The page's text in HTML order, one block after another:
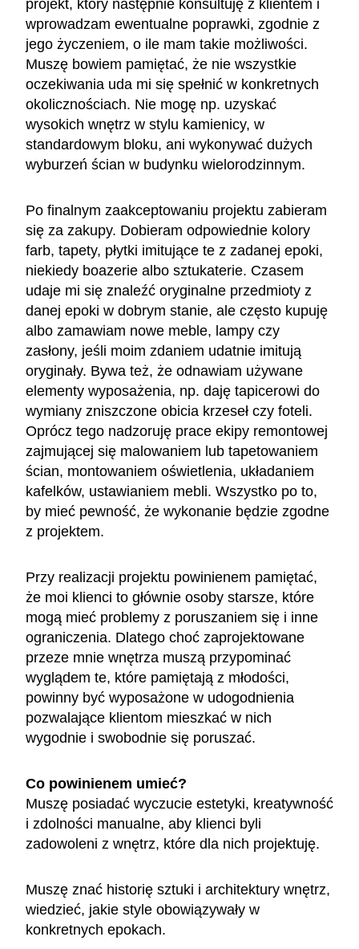
projekt, który następnie konsultuję z klientem i
wprowadzam ewentualne poprawki, zgodnie z
jego życzeniem, o ile mam takie możliwości.
Muszę bowiem pamiętać, że nie wszystkie
oczekiwania uda mi się spełnić w konkretnych
okolicznościach. Nie mogę np. uzyskać
wysokich wnętrz w stylu kamienicy, w
standardowym bloku, ani wykonywać dużych
wyburzeń ścian w budynku wielorodzinnym.
Po finalnym zaakceptowaniu projektu zabieram
się za zakupy. Dobieram odpowiednie kolory
farb, tapety, płytki imitujące te z zadanej epoki,
niekiedy boazerie albo sztukaterie. Czasem
udaje mi się znaleźć oryginalne przedmioty z
danej epoki w dobrym stanie, ale często kupuję
albo zamawiam nowe meble, lampy czy
zasłony, jeśli moim zdaniem udatnie imitują
oryginały. Bywa też, że odnawiam używane
elementy wyposażenia, np. daję tapicerowi do
wymiany zniszczone obicia krzeseł czy foteli.
Oprócz tego nadzoruję prace ekipy remontowej
zajmującej się malowaniem lub tapetowaniem
ścian, montowaniem oświetlenia, układaniem
kafelków, ustawianiem mebli. Wszystko po to,
by mieć pewność, że wykonanie będzie zgodne
z projektem.
Przy realizacji projektu powinienem pamiętać,
że moi klienci to głównie osoby starsze, które
mogą mieć problemy z poruszaniem się i inne
ograniczenia. Dlatego choć zaprojektowane
przeze mnie wnętrza muszą przypominać
wyglądem te, które pamiętają z młodości,
powinny być wyposażone w udogodnienia
pozwalające klientom mieszkać w nich
wygodnie i swobodnie się poruszać.
Co powinienem umieć?
Muszę posiadać wyczucie estetyki, kreatywność
i zdolności manualne, aby klienci byli
zadowoleni z wnętrz, które dla nich projektuję.
Muszę znać historię sztuki i architektury wnętrz,
wiedzieć, jakie style obowiązywały w
konkretnych epokach.